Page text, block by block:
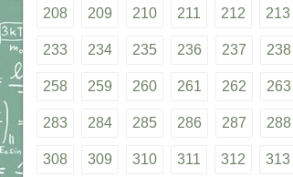
208 209 210 211 212 213
233 234 235 236 237 238
258 259 260 261 262 263
283 284 285 286 287 288
308 309 310 311 312 313